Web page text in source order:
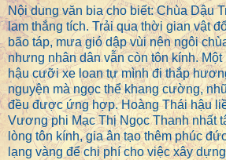
Nội dung văn bia cho biết: Chùa Dậu
lam thắng tích. Trải qua thời gian vật
bão táp, mưa gió dập vùi nên ngôi
nhưng nhân dân vẫn còn tôn kính.
hậu cưỡi xe loan tự mình đi thắp
nguyện mà ngọc thể khang cường,
đều được ứng hợp. Hoàng Thái hậu
Vương phi Mạc Thị Ngọc Thanh nhất
lòng tôn kính, gia ân tạo thêm phúc
lạng vàng để chi phí cho việc xây